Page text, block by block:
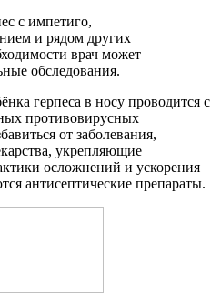
с импетиго,
и рядом других
врач может
обследования.
герпеса в носу проводится с
противовирусных
от заболевания,
укрепляющие
осложнений и ускорения
антисептические препараты.